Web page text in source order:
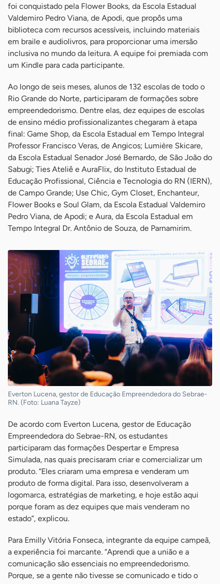
foi conquistado pela Flower Books, da Escola Estadual
Valdemiro Pedro Viana, de Apodi, que propôs uma
biblioteca com recursos acessíveis, incluindo materiais
em braile e audiolivros, para proporcionar uma imersão
inclusiva no mundo da leitura. A equipe foi premiada com
um Kindle para cada participante.
Ao longo de seis meses, alunos de 132 escolas de todo o
Rio Grande do Norte, participaram de formações sobre
empreendedorismo. Dentre elas, dez equipes de escolas
de ensino médio profissionalizantes chegaram à etapa
final: Game Shop, da Escola Estadual em Tempo Integral
Professor Francisco Veras, de Angicos; Lumière Skicare,
da Escola Estadual Senador José Bernardo, de São João do
Sabugi; Ties Ateliê e AuraFlix, do Instituto Estadual de
Educação Profissional, Ciência e Tecnologia do RN (IERN),
de Campo Grande; Use Chic, Gym Closet, Enchanteur,
Flower Books e Soul Glam, da Escola Estadual Valdemiro
Pedro Viana, de Apodi; e Aura, da Escola Estadual em
Tempo Integral Dr. Antônio de Souza, de Parnamirim.
Everton Lucena, gestor de Educação Empreendedora do Sebrae-
RN. (Foto: Luana Tayze)
De acordo com Everton Lucena, gestor de Educação
Empreendedora do Sebrae-RN, os estudantes
participaram das formações Despertar e Empresa
Simulada, nas quais precisaram criar e comercializar um
produto. “Eles criaram uma empresa e venderam um
produto de forma digital. Para isso, desenvolveram a
logomarca, estratégias de marketing, e hoje estão aqui
porque foram as dez equipes que mais venderam no
estado”, explicou.
Para Emilly Vitória Fonseca, integrante da equipe campeã,
a experiência foi marcante. “Aprendi que a união e a
comunicação são essenciais no empreendedorismo.
Porque, se a gente não tivesse se comunicado e tido o